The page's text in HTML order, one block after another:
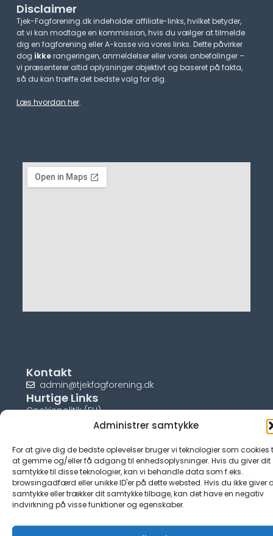
Administrer samtykke
For at give dig de bedste oplevelser bruger vi teknologier som cookies
at gemme og/eller få adgang til enhedsoplysninger. Hvis du giver dit
samtykke til disse teknologier, kan vi behandle data som f.eks.
browsingadfærd eller unikke ID'er på dette websted. Hvis du ikke giver
samtykke eller trækker dit samtykke tilbage, kan det have en negativ
indvirkning på visse funktioner og egenskaber.
Disclaimer
Tjek-Fagforening.dk indeholder affiliate-links, hvilket betyder,
at vi kan modtage en kommission, hvis du vælger at tilmelde
dig en fagforening eller A-kasse via vores links. Dette påvirker
dog ikkerangeringen, anmeldelser eller vores anbefalinger –
vi præsenterer altid oplysninger objektivt og baseret på fakta,
så du kan træffe det bedste valg for dig.
Læs hvordan her.
Kontakt
admin@tjekfagforening.dk
Hurtige Links
Cookiepolitik (EU)
© tjek-fagforening.dk